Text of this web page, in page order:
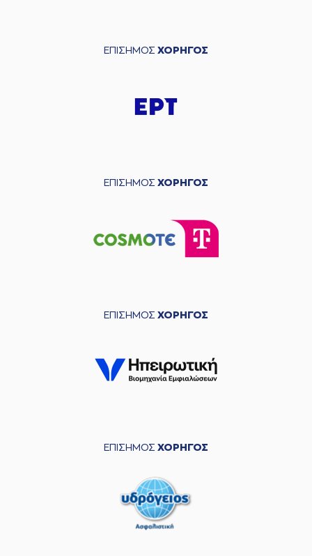
ΕΠΙΣΗΜΟΣ ΧΟΡΗΓΟΣ
ΕΠΙΣΗΜΟΣ ΧΟΡΗΓΟΣ
ΕΠΙΣΗΜΟΣ ΧΟΡΗΓΟΣ
ΕΠΙΣΗΜΟΣ ΧΟΡΗΓΟΣ